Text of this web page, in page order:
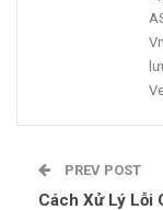
PREV POST
Cách Xử Lý Lỗi